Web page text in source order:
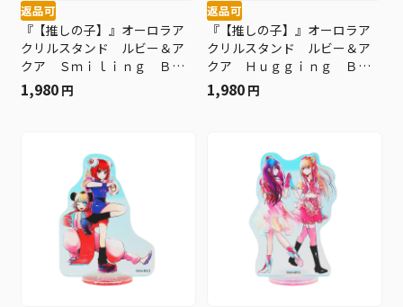
返品可
『【推しの子】』オーロラア
クリルスタンド ルビー＆ア
クア Ｓｍｉｌｉｎｇ ＢＤ
３
1,980 円
返品可
『【推しの子】』オーロラア
クリルスタンド ルビー＆ア
クア Ｈｕｇｇｉｎｇ ＢＤ
３
1,980 円